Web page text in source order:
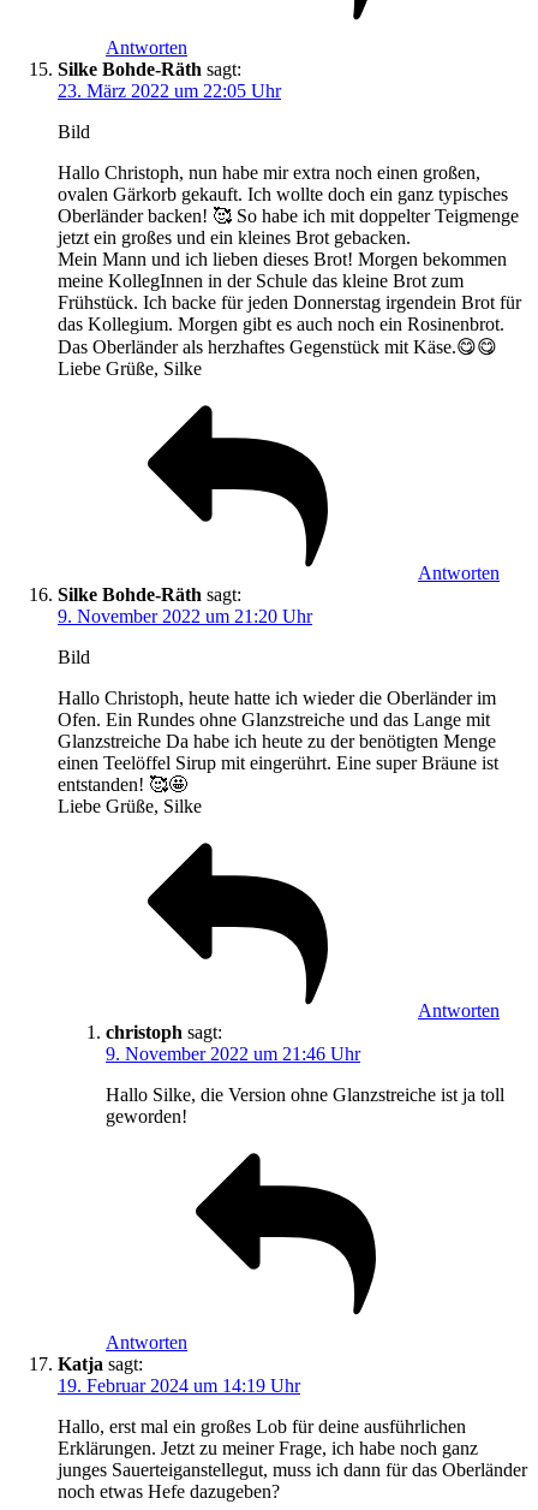
Antworten
Silke Bohde-Räth sagt:
23. März 2022 um 22:05 Uhr
Bild
Hallo Christoph, nun habe mir extra noch einen großen,
ovalen Gärkorb gekauft. Ich wollte doch ein ganz typisches
Oberländer backen! 🥰 So habe ich mit doppelter Teigmenge
jetzt ein großes und ein kleines Brot gebacken.
Mein Mann und ich lieben dieses Brot! Morgen bekommen
meine KollegInnen in der Schule das kleine Brot zum
Frühstück. Ich backe für jeden Donnerstag irgendein Brot für
das Kollegium. Morgen gibt es auch noch ein Rosinenbrot.
Das Oberländer als herzhaftes Gegenstück mit Käse.😋😋
Liebe Grüße, Silke
Antworten
Silke Bohde-Räth sagt:
9. November 2022 um 21:20 Uhr
Bild
Hallo Christoph, heute hatte ich wieder die Oberländer im
Ofen. Ein Rundes ohne Glanzstreiche und das Lange mit
Glanzstreiche Da habe ich heute zu der benötigten Menge
einen Teelöffel Sirup mit eingerührt. Eine super Bräune ist
entstanden! 🥰🤩
Liebe Grüße, Silke
Antworten
christoph sagt:
9. November 2022 um 21:46 Uhr
Hallo Silke, die Version ohne Glanzstreiche ist ja toll
geworden!
Antworten
Katja sagt:
19. Februar 2024 um 14:19 Uhr
Hallo, erst mal ein großes Lob für deine ausführlichen
Erklärungen. Jetzt zu meiner Frage, ich habe noch ganz
junges Sauerteiganstellegut, muss ich dann für das Oberländer
noch etwas Hefe dazugeben?